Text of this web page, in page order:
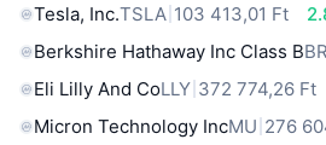
Tesla, Inc.TSLA 103 413,01 Ft
Berkshire Hathaway Inc Class B
Eli Lilly And CoLLY 372 774,26 Ft
Micron Technology IncMU 276